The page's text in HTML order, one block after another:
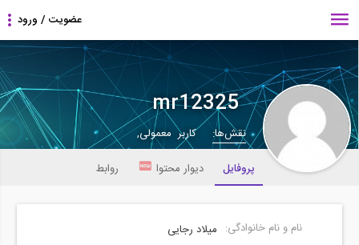
mr12325
نقش‌ها:
کاربر معمولی,
پروفایل
دیوار محتوا روابط
نام و نام خانوادگی: میلاد رجایی